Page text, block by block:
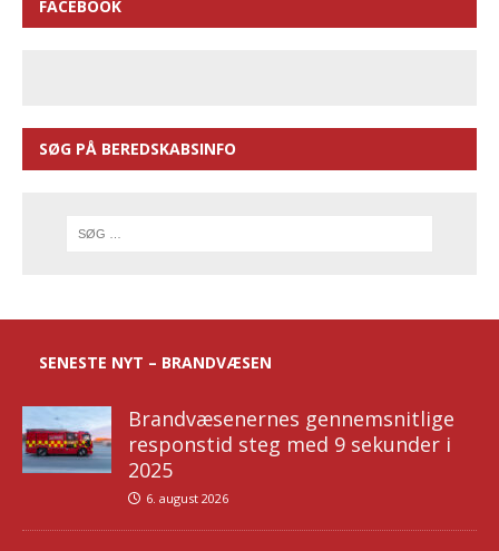
FACEBOOK
SØG PÅ BEREDSKABSINFO
SENESTE NYT – BRANDVÆSEN
Brandvæsenernes gennemsnitlige
responstid steg med 9 sekunder i
2025
6. august 2026